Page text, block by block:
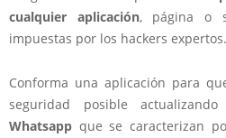
cualquier aplicación, página o
impuestas por los hackers expertos.
Conforma una aplicación para
seguridad posible
Whatsapp que se caracterizan